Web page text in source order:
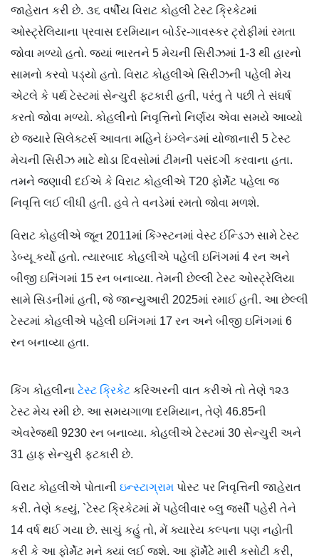
જાહેરાત કરી છે. ૩૬ વર્ષીય વિરાટ કોહલી ટેસ્ટ ક્રિકેટમાં
ઓસ્ટ્રેલિયાના પ્રવાસ દરમિયાન બોર્ડર-ગાવસ્કર ટ્રોફીમાં રમતા
જોવા મળ્યો હતો. જ્યાં ભારતને 5 મેચની સિરીઝમાં 1-3 થી હારનો
સામનો કરવો પડ્યો હતો. વિરાટ કોહલીએ સિરીઝની પહેલી મેચ
એટલે કે પર્થ ટેસ્ટમાં સેન્ચુરી ફટકારી હતી, પરંતુ તે પછી તે સંઘર્ષ
કરતો જોવા મળ્યો. કોહલીનો નિવૃત્તિનો નિર્ણય એવા સમયે આવ્યો
છે જ્યારે સિલેક્ટર્સ આવતા મહિને ઇંગ્લેન્ડમાં યોજાનારી 5 ટેસ્ટ
મેચની સિરીઝ માટે થોડા દિવસોમાં ટીમની પસંદગી કરવાના હતા.
તમને જણાવી દઈએ કે વિરાટ કોહલીએ T20 ફોર્મેટ પહેલા જ
નિવૃત્તિ લઈ લીધી હતી. હવે તે વનડેમાં રમતો જોવા મળશે.
વિરાટ કોહલીએ જૂન 2011માં કિંગ્સ્ટનમાં વેસ્ટ ઈન્ડિઝ સામે ટેસ્ટ
ડેબ્યૂ કર્યો હતો. ત્યારબાદ કોહલીએ પહેલી ઇનિંગમાં 4 રન અને
બીજી ઇનિંગમાં 15 રન બનાવ્યા. તેમની છેલ્લી ટેસ્ટ ઓસ્ટ્રેલિયા
સામે સિડનીમાં હતી, જે જાન્યુઆરી 2025માં રમાઈ હતી. આ છેલ્લી
ટેસ્ટમાં કોહલીએ પહેલી ઇનિંગમાં 17 રન અને બીજી ઇનિંગમાં 6
રન બનાવ્યા હતા.
કિંગ કોહલીના ટેસ્ટ ક્રિકેટ કરિઅરની વાત કરીએ તો તેણે ૧૨૩
ટેસ્ટ મેચ રમી છે. આ સમયગાળા દરમિયાન, તેણે 46.85ની
એવરેજથી 9230 રન બનાવ્યા. કોહલીએ ટેસ્ટમાં 30 સેન્ચુરી અને
31 હાફ સેન્ચુરી ફટકારી છે.
વિરાટ કોહલીએ પોતાની ઇન્સ્ટાગ્રામ પોસ્ટ પર નિવૃત્તિની જાહેરાત
કરી. તેણે કહ્યું, `ટેસ્ટ ક્રિકેટમાં મેં પહેલીવાર બ્લુ જર્સી પહેરી તેને
14 વર્ષ થઈ ગયા છે. સાચું કહું તો, મેં ક્યારેય કલ્પના પણ નહોતી
કરી કે આ ફોર્મેટ મને ક્યાં લઈ જશે. આ ફૉર્મેટે મારી કસોટી કરી,